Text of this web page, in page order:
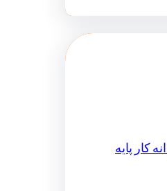
کار پایه